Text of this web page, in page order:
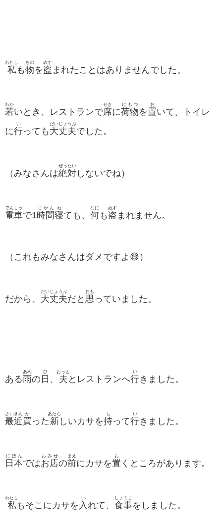
私
わたし
も物
もの
を盗
ぬす
まれたことはありませんでした。
若
わか
い とき、レストランで席
せき
に荷物
にもつ
を置
お
いて、トイレ
に行
い
って も 大丈夫
だいじょうぶ
でした。
（みなさんは絶対
ぜったい
しないでね）
電車
でんしゃ
で1時間
じかん
寝
ね
ても、 何
なに
も 盗
ぬす
まれません。
（これもみなさんはダメですよ😅）
だから、 大丈夫
だいじょうぶ
だと 思
おも
っていました。
ある雨
あめ
の 日
ひ
、 夫
おっと
とレストランへ行
い
きました。
最
さい
近
きん
買
か
った 新
あたら
しいカサを持
も
って行
い
きました。
日本
にほん
ではお店
おみせ
の前
まえ
にカサを置
お
くところがあります。
私
わたし
もそこにカサを 入
い
れて、 食事
しょくじ
をしました。